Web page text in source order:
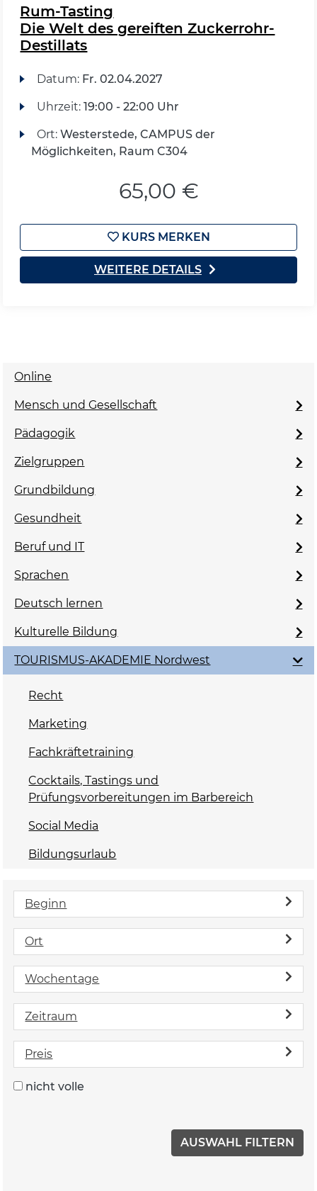
Rum-Tasting
Die Welt des gereiften Zuckerrohr-
Destillats
Datum: Fr. 02.04.2027
Uhrzeit: 19:00 - 22:00 Uhr
Ort: Westerstede, CAMPUS der
Möglichkeiten, Raum C304
65,00 €
KURS MERKEN
WEITERE DETAILS
Online
Mensch und Gesellschaft
Pädagogik
Zielgruppen
Grundbildung
Gesundheit
Beruf und IT
Sprachen
Deutsch lernen
Kulturelle Bildung
TOURISMUS-AKADEMIE Nordwest
Recht
Marketing
Fachkräftetraining
Cocktails, Tastings und
Prüfungsvorbereitungen im Barbereich
Social Media
Bildungsurlaub
Beginn
Ort
Wochentage
Zeitraum
Preis
nicht volle